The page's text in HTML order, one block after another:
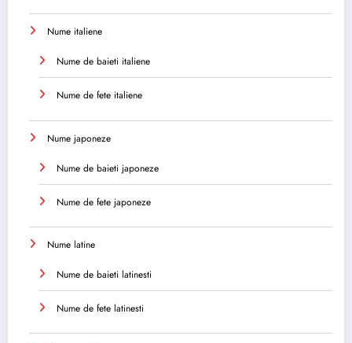
Nume italiene
Nume de baieti italiene
Nume de fete italiene
Nume japoneze
Nume de baieti japoneze
Nume de fete japoneze
Nume latine
Nume de baieti latinesti
Nume de fete latinesti